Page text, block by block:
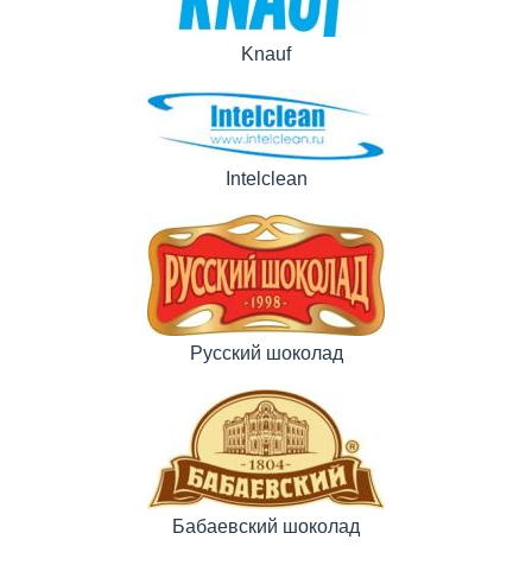
Knauf
Intelclean
Русский шоколад
Бабаевский шоколад